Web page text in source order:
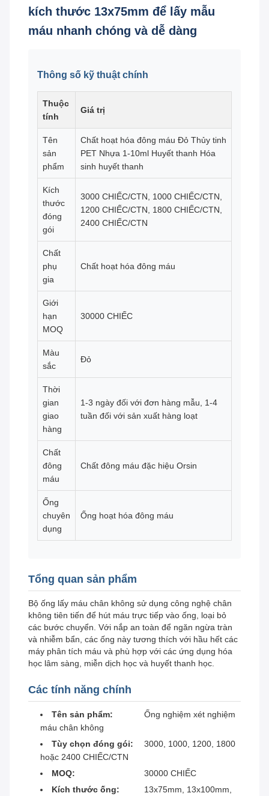
kích thước 13x75mm để lấy mẫu
máu nhanh chóng và dễ dàng
Thông số kỹ thuật chính
Thuộc
tính
Giá trị
Tên
sản
phẩm
Chất hoạt hóa đông máu Đỏ Thủy tinh
PET Nhựa 1-10ml Huyết thanh Hóa
sinh huyết thanh
Kích
thước
đóng
gói
3000 CHIẾC/CTN, 1000 CHIẾC/CTN,
1200 CHIẾC/CTN, 1800 CHIẾC/CTN,
2400 CHIẾC/CTN
Chất
phụ
gia
Chất hoạt hóa đông máu
Giới
hạn
MOQ
30000 CHIẾC
Màu
sắc
Đỏ
Thời
gian
giao
hàng
1-3 ngày đối với đơn hàng mẫu, 1-4
tuần đối với sản xuất hàng loạt
Chất
đông
máu
Chất đông máu đặc hiệu Orsin
Ống
chuyên
dụng
Ống hoạt hóa đông máu
Tổng quan sản phẩm
Bộ ống lấy máu chân không sử dụng công nghệ chân
không tiên tiến để hút máu trực tiếp vào ống, loại bỏ
các bước chuyển. Với nắp an toàn để ngăn ngừa tràn
và nhiễm bẩn, các ống này tương thích với hầu hết các
máy phân tích máu và phù hợp với các ứng dụng hóa
học lâm sàng, miễn dịch học và huyết thanh học.
Các tính năng chính
Tên sản phẩm:
Ống nghiệm xét nghiệm
máu chân không
Tùy chọn đóng gói:
3000, 1000, 1200, 1800
hoặc 2400 CHIẾC/CTN
MOQ:
30000 CHIẾC
Kích thước ống:
13x75mm, 13x100mm,